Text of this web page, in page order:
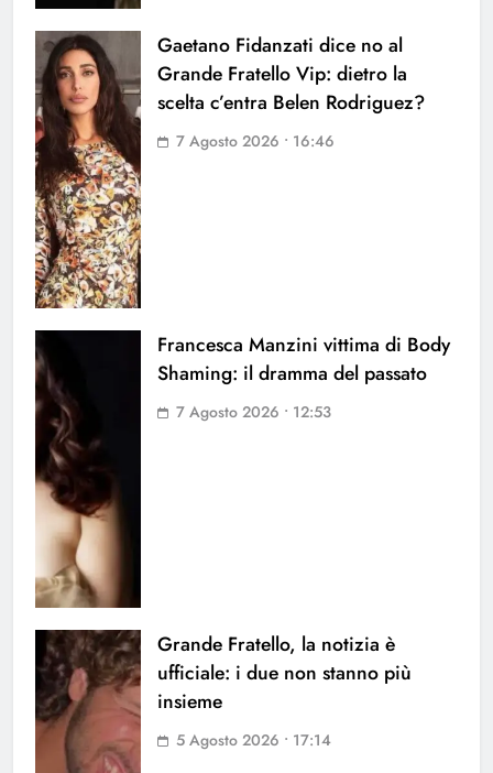
Gaetano Fidanzati dice no al
Grande Fratello Vip: dietro la
scelta c’entra Belen Rodriguez?
7 Agosto 2026 • 16:46
Francesca Manzini vittima di Body
Shaming: il dramma del passato
7 Agosto 2026 • 12:53
Grande Fratello, la notizia è
ufficiale: i due non stanno più
insieme
5 Agosto 2026 • 17:14